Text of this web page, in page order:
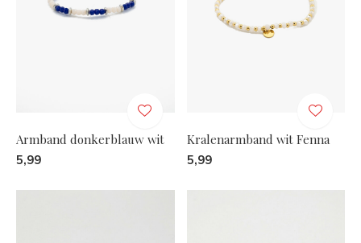
Armband donkerblauw wit
5,99
Kralenarmband wit Fenna
5,99